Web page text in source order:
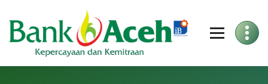
to
Content